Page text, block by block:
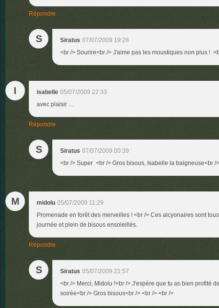
Répondre
S Siratus 07/07/2009 19:28
<br /> Sourire<br /> J'aime pas les moustiques non plus !
I isabelle 05/07/2009 22:33
avec plaisir ....
Répondre
S Siratus 07/07/2009 00:39
<br /> Super <br /> Gros bisous, Isabelle la baigneuse<br /
M midolu 05/07/2009 11:29
Promenade en forêt des merveilles ! <br /> Ces alcyonaires sont
journée et plein de bisous ensoleillés.
Répondre
S Siratus 05/07/2009 21:57
<br /> Merci, Midolu !<br /> J'espère que tu as bien profité
soirée<br /> Gros bisous<br /> <br /> <br />